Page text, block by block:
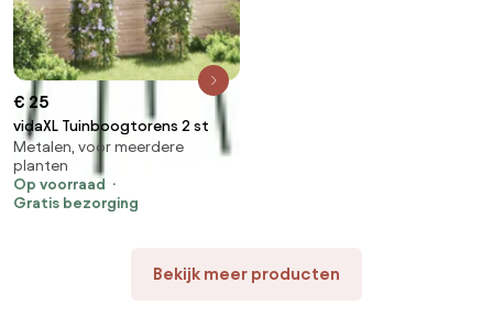
€ 25
vidaXL Tuinboogtorens 2 st
Metalen, voor meerdere
planten
Op voorraad
Gratis bezorging
Bekijk meer producten